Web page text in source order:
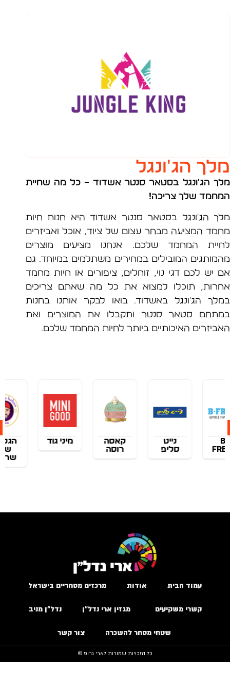
הג'ונגל
הג'ונגל בסטאר סנטר אשדוד – כל מה שחיית
שלך צריכה!
הג'ונגל בסטאר סנטר אשדוד היא חנות חיות
המציעה מבחר עצום של ציוד, אוכל ואביזרים
המחמד שלכם. אנחנו מציעים מוצרים
המובילים במחירים משתלמים במיוחד. גם
לכם דגי נוי, זוחלים, ציפורים או חיות מחמד
תוכלו למצוא את כל מה שאתם צריכים
הג'ונגל באשדוד. בואו לבקר אותנו בחנות
סטאר סנטר ותקבלו את המוצרים ואת
האיכותיים ביותר לחיות המחמד שלכם.
נייט
סליפ
קאסה
רוסה
מיני גוד
הגלגל
שרדר
עמוד הבית אודות מרכזים מסחריים בישראל
קשרי משקיעים מגזין ארי נדל״ן נדל״ן מניב
שטחי מסחר להשכרה צור קשר
כל הזכויות שמורות לארי גרופ ©